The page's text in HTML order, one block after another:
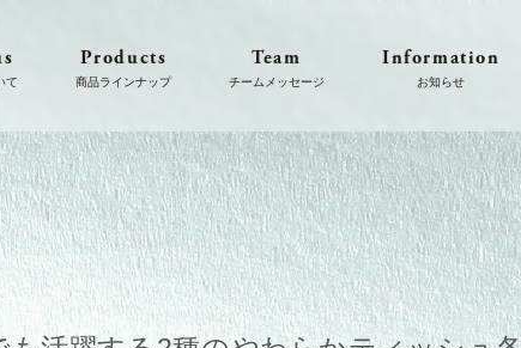
Products Team Information